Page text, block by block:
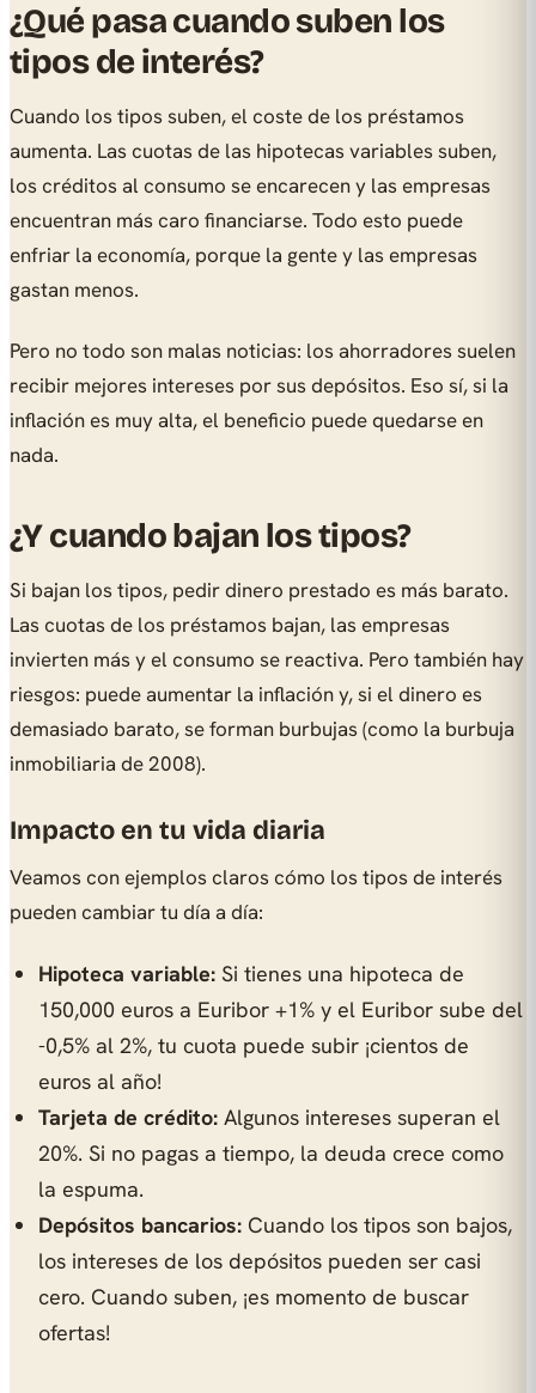
¿Qué pasa cuando suben los
tipos de interés?
Cuando los tipos suben, el coste de los préstamos
aumenta. Las cuotas de las hipotecas variables suben,
los créditos al consumo se encarecen y las empresas
encuentran más caro financiarse. Todo esto puede
enfriar la economía, porque la gente y las empresas
gastan menos.
Pero no todo son malas noticias: los ahorradores suelen
recibir mejores intereses por sus depósitos. Eso sí, si la
inflación es muy alta, el beneficio puede quedarse en
nada.
¿Y cuando bajan los tipos?
Si bajan los tipos, pedir dinero prestado es más barato.
Las cuotas de los préstamos bajan, las empresas
invierten más y el consumo se reactiva. Pero también hay
riesgos: puede aumentar la inflación y, si el dinero es
demasiado barato, se forman burbujas (como la burbuja
inmobiliaria de 2008).
Impacto en tu vida diaria
Veamos con ejemplos claros cómo los tipos de interés
pueden cambiar tu día a día:
Hipoteca variable: Si tienes una hipoteca de
150,000 euros a Euribor +1% y el Euribor sube del
-0,5% al 2%, tu cuota puede subir ¡cientos de
euros al año!
Tarjeta de crédito: Algunos intereses superan el
20%. Si no pagas a tiempo, la deuda crece como
la espuma.
Depósitos bancarios: Cuando los tipos son bajos,
los intereses de los depósitos pueden ser casi
cero. Cuando suben, ¡es momento de buscar
ofertas!